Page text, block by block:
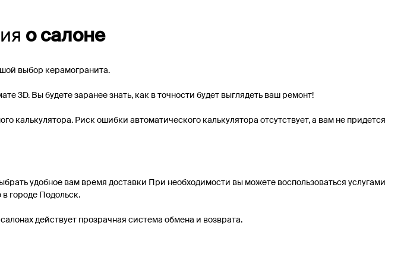
о салоне
выбор керамогранита.
3D. Вы будете заранее знать, как в точности будет выглядеть ваш ремонт!
Риск ошибки автоматического калькулятора отсутствует, а вам не придется
удобное вам время доставки При необходимости вы можете воспользоваться услугами
городе Подольск.
действует прозрачная система обмена и возврата.